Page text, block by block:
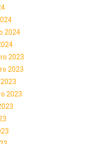
2024
2023
2023
2023